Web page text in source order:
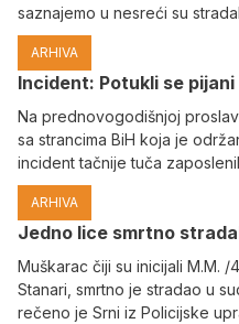
saznajemo u nesreći su
ARHIVA
Incident: Potukli se
Na prednovogodišnjoj
sa strancima BiH koja je
incident tačnije tuča
ARHIVA
Јedno lice smrtno
Muškarac čiji su inicijali M.M.
Stanari, smrtno je stradao u
rečeno je Srni iz Policijske